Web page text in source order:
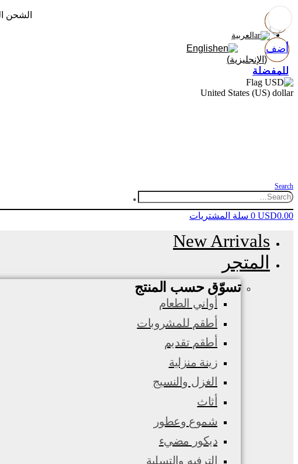
الشحن
العربية
English
( الإنجليزية)
United States (US) dollar
Search
USD0.00
0 سلة المشتريات
New Arrivals
المتجر
تسوّق حسب المنتج
أواني الطعام
أطقم للمشروبات
أطقم تقديم
زينة منزلية
الغزل والنسيج
أثاث
شموع وعطور
ديكور مضيء
الترفيه والتسلية
أضف
للمفضلة
أضف
للمفضلة
أضف
للمفضلة
أضف
للمفضلة